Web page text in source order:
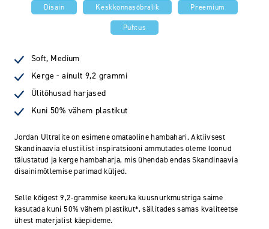
Disain Keskkonnasõbralik Preemium
Puhtus
Soft, Medium
Kerge - ainult 9,2 grammi
Ülitõhusad harjased
Kuni 50% vähem plastikut
Jordan Ultralite on esimene omataoline hambahari. Aktiivsest
Skandinaavia elustiilist inspiratsiooni ammutades oleme loonud
täiustatud ja kerge hambaharja, mis ühendab endas Skandinaavia
disainimõtlemise parimad küljed.
Selle kõigest 9,2-grammise keeruka kuusnurkmustriga saime
kasutada kuni 50% vähem plastikut*, säilitades samas kvaliteetse
ühest materjalist käepideme.